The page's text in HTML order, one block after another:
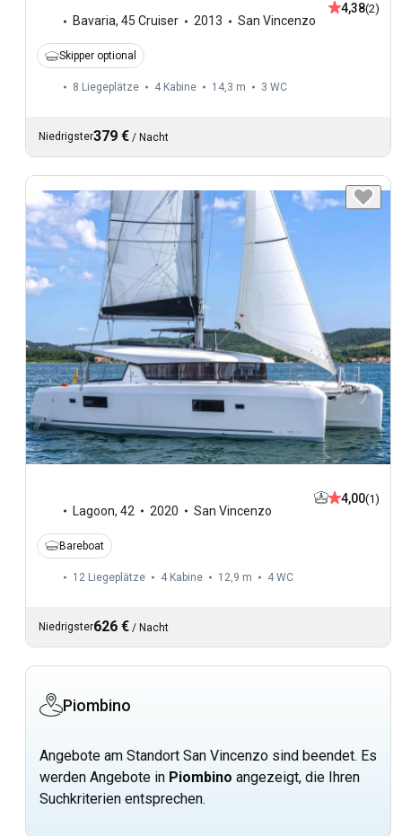
Bavaria, 45 Cruiser 2013 San Vincenzo
4,38(2)
Skipper optional
8 Liegeplätze 4 Kabine 14,3 m 3 WC
Niedrigster379 € / Nacht
Lagoon, 42 2020 San Vincenzo
4,00(1)
Bareboat
12 Liegeplätze 4 Kabine 12,9 m 4 WC
Niedrigster626 € / Nacht
Piombino
Angebote am Standort San Vincenzo sind beendet. Es
werden Angebote in Piombino angezeigt, die Ihren
Suchkriterien entsprechen.